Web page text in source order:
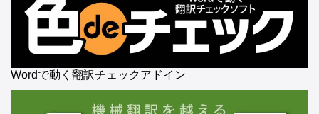
Wordで動く翻訳チェックアドイン